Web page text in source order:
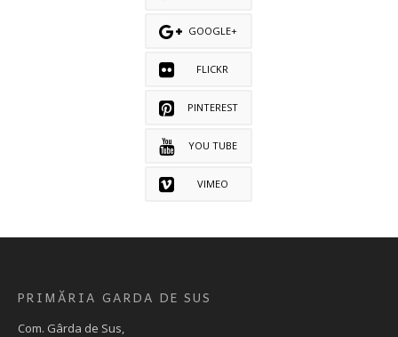
GOOGLE+
FLICKR
PINTEREST
YOU TUBE
VIMEO
PRIMĂRIA GARDA DE SUS
Com. Gârda de Sus,